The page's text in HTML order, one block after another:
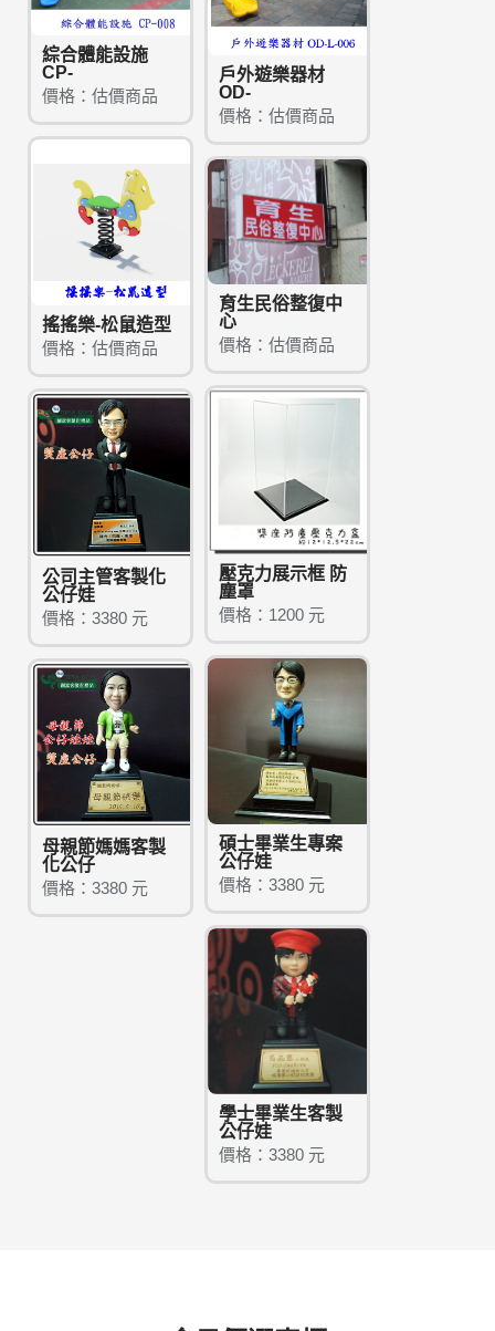
綜合體能設施
CP-
價格：估價商品
戶外遊樂器材
OD-
價格：估價商品
搖搖樂-松鼠造型
價格：估價商品
育生民俗整復中
心
價格：估價商品
壓克力展示框 防
塵罩
價格：1200 元
公司主管客製化
公仔娃
價格：3380 元
碩士畢業生專案
公仔娃
價格：3380 元
母親節媽媽客製
化公仔
價格：3380 元
學士畢業生客製
公仔娃
價格：3380 元